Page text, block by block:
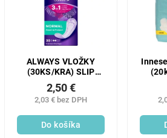
ALWAYS VLOŽKY
(30KS/KRA) SLIP
NORMAL
2,03 € bez DPH
2,50 €
Do košíka